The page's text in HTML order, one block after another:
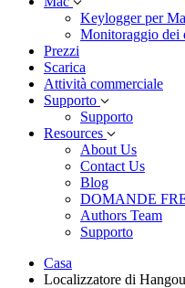
Keylogger per
Monitoraggio dei
Prezzi
Scarica
Attività commerciale
Supporto
Supporto
Resources
About Us
Contact Us
Blog
DOMANDE
Authors Team
Supporto
Casa
Localizzatore di